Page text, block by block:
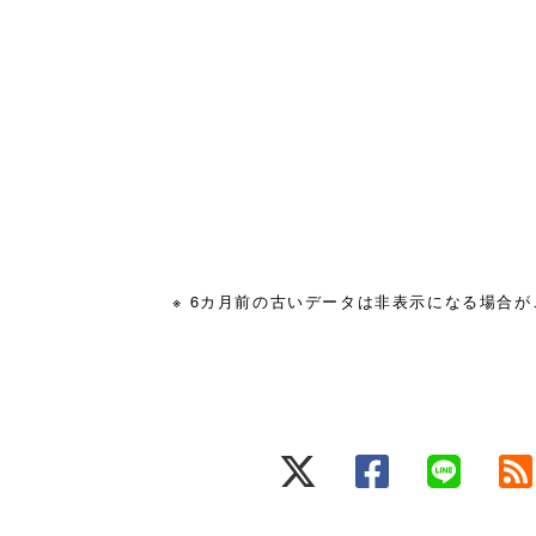
※ 6カ月前の古いデータは非表示になる場合が